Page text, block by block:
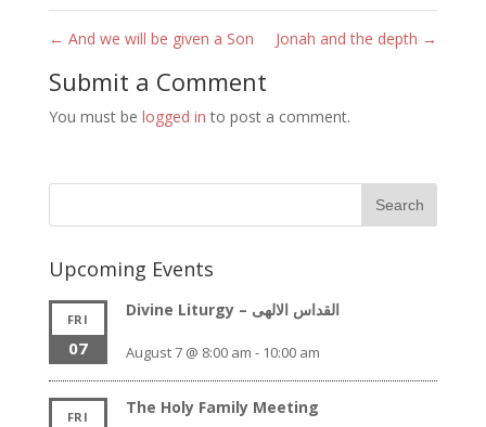
← And we will be given a Son Jonah and the depth →
Submit a Comment
You must be logged in to post a comment.
Upcoming Events
FRI
07
Divine Liturgy – القداس الالهى
August 7 @ 8:00 am - 10:00 am
FRI The Holy Family Meeting